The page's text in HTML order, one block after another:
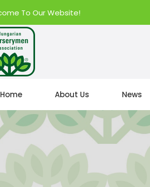
To Our Website!
Home About Us News